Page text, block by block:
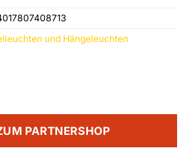
PARTNERSHOP
und Hängeleuchten